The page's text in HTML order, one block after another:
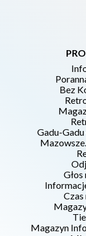
Bez
Gadu-
Magazyn